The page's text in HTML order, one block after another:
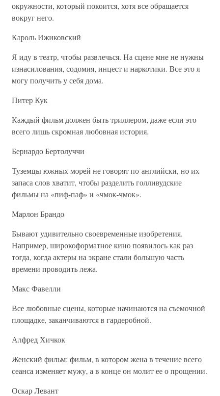
окружности, который покоится, хотя все обращается
вокруг него.
Кароль Ижиковский
Я иду в театр, чтобы развлечься. На сцене мне не нужны
изнасилования, содомия, инцест и наркотики. Все это я
могу получить у себя дома.
Питер Кук
Каждый фильм должен быть триллером, даже если это
всего лишь скромная любовная история.
Бернардо Бертолуччи
Туземцы южных морей не говорят по-английски, но их
запаса слов хватит, чтобы разделить голливудские
фильмы на «пиф-паф» и «чмок-чмок».
Марлон Брандо
Бывают удивительно своевременные изобретения.
Например, широкоформатное кино появилось как раз
тогда, когда актеры на экране стали большую часть
времени проводить лежа.
Макс Фавелли
Все любовные сцены, которые начинаются на съемочной
площадке, заканчиваются в гардеробной.
Алфред Хичкок
Женский фильм: фильм, в котором жена в течение всего
сеанса изменяет мужу, а в конце он молит ее о прощении.
Оскар Левант